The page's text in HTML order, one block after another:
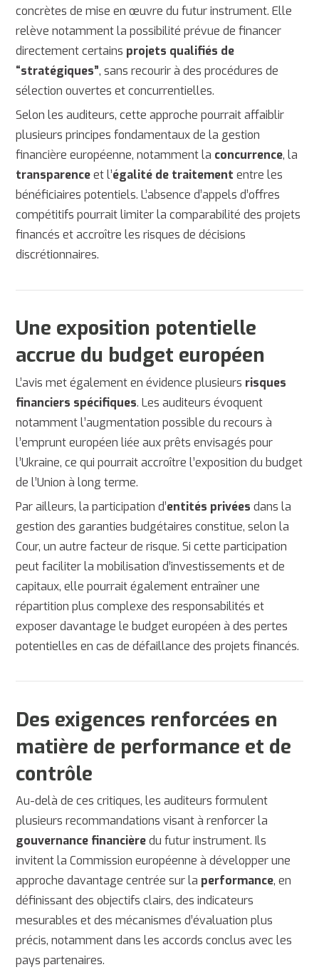
concrètes de mise en œuvre du futur instrument. Elle
relève notamment la possibilité prévue de financer
directement certains projets qualifiés de
“stratégiques”, sans recourir à des procédures de
sélection ouvertes et concurrentielles.
Selon les auditeurs, cette approche pourrait affaiblir
plusieurs principes fondamentaux de la gestion
financière européenne, notamment la concurrence, la
transparenceet l’égalité de traitement entre les
bénéficiaires potentiels. L’absence d’appels d’offres
compétitifs pourrait limiter la comparabilité des projets
financés et accroître les risques de décisions
discrétionnaires.
Une exposition potentielle
accrue du budget européen
L’avis met également en évidence plusieurs risques
financiers spécifiques. Les auditeurs évoquent
notamment l’augmentation possible du recours à
l’emprunt européen liée aux prêts envisagés pour
l’Ukraine, ce qui pourrait accroître l’exposition du budget
de l’Union à long terme.
Par ailleurs, la participation d’entités privées dans la
gestion des garanties budgétaires constitue, selon la
Cour, un autre facteur de risque. Si cette participation
peut faciliter la mobilisation d’investissements et de
capitaux, elle pourrait également entraîner une
répartition plus complexe des responsabilités et
exposer davantage le budget européen à des pertes
potentielles en cas de défaillance des projets financés.
Des exigences renforcées en
matière de performance et de
contrôle
Au-delà de ces critiques, les auditeurs formulent
plusieurs recommandations visant à renforcer la
gouvernance financièredu futur instrument. Ils
invitent laCommission européenne à développer une
approche davantage centrée sur la performance, en
définissant des objectifs clairs, des indicateurs
mesurables et des mécanismes d’évaluation plus
précis, notamment dans les accords conclus avec les
pays partenaires.